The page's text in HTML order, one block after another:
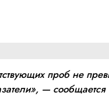
проб не
— сообщается